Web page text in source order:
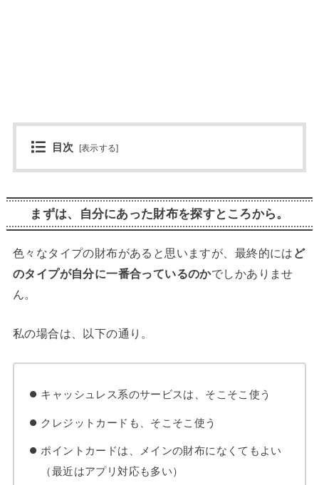
目次 [表示する]
まずは、自分にあった財布を探すところから。
色々なタイプの財布があると思いますが、最終的には ど
のタイプが自分に一番合っているのかでしかありませ
ん。
私の場合は、以下の通り。
キャッシュレス系のサービスは、そこそこ使う
クレジットカードも、そこそこ使う
ポイントカードは、メインの財布になくてもよい
（最近はアプリ対応も多い）